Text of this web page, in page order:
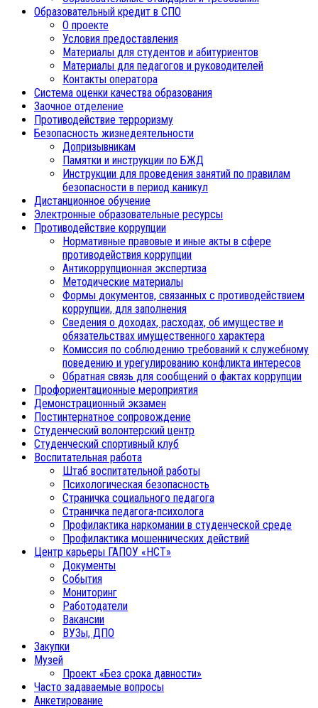
Образовательный кредит в СПО
О проекте
Условия предоставления
Материалы для студентов и абитуриентов
Материалы для педагогов и руководителей
Контакты оператора
Система оценки качества образования
Заочное отделение
Противодействие терроризму
Безопасность жизнедеятельности
Допризывникам
Памятки и инструкции по БЖД
Инструкции для проведения занятий по правилам
безопасности в период каникул
Дистанционное обучение
Электронные образовательные ресурсы
Противодействие коррупции
Нормативные правовые и иные акты в сфере
противодействия коррупции
Антикоррупционная экспертиза
Методические материалы
Формы документов, связанных с противодействием
коррупции, для заполнения
Сведения о доходах, расходах, об имуществе и
обязательствах имущественного характера
Комиссия по соблюдению требований к служебному
поведению и урегулированию конфликта интересов
Обратная связь для сообщений о фактах коррупции
Профориентационные мероприятия
Демонстрационный экзамен
Постинтернатное сопровождение
Студенческий волонтерский центр
Студенческий спортивный клуб
Воспитательная работа
Штаб воспитательной работы
Психологическая безопасность
Страничка социального педагога
Страничка педагога-психолога
Профилактика наркомании в студенческой среде
Профилактика мошеннических действий
Центр карьеры ГАПОУ «НСТ»
Документы
События
Мониторинг
Работодатели
Вакансии
ВУЗы, ДПО
Закупки
Музей
Проект «Без срока давности»
Часто задаваемые вопросы
Анкетирование